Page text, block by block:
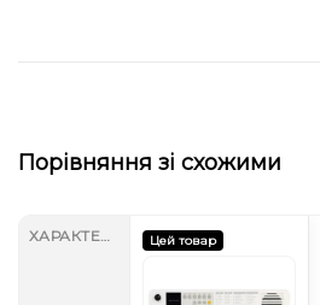
Порівняння зі схожими
Цей товар